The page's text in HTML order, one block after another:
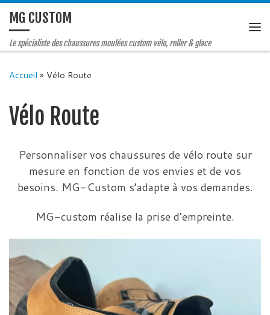
MG CUSTOM
Le spécialiste des chaussures moulées custom vélo, roller & glace
Accueil » Vélo Route
Vélo Route
Personnaliser vos chaussures de vélo route sur
mesure en fonction de vos envies et de vos
besoins. MG-Custom s’adapte à vos demandes.
MG-custom réalise la prise d’empreinte.